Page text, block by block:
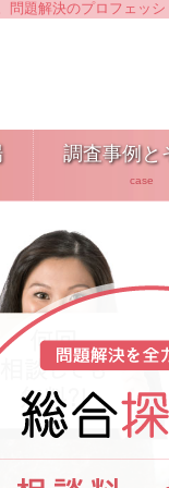
題解決のプロフェッシ
調査事例と
case